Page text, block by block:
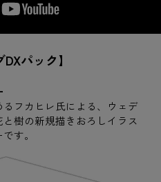
パック】
フカヒレ氏による、ウェデ
樹の新規描きおろしイラス
す。